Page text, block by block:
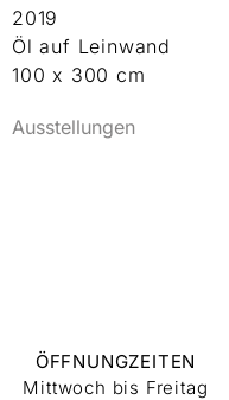
2019
Öl auf Leinwand
100 x 300 cm
Ausstellungen
ÖFFNUNGZEITEN
Mittwoch bis Freitag